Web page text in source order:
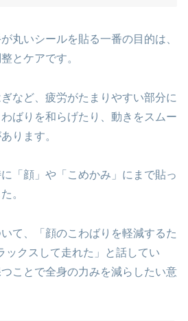
丸いシールを貼る一番の目的は、
とケアです。
など、疲労がたまりやすい部分に
ばりを和らげたり、動きをスムー
ります。
「顔」や「こめかみ」にまで貼っ
。
て、「顔のこわばりを軽減するた
ックスして走れた」と話してい
ことで全身の力みを減らしたい意